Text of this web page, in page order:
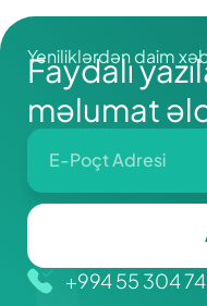
Yeniliklərdən daim
Faydalı
məlumat
+994 55 304